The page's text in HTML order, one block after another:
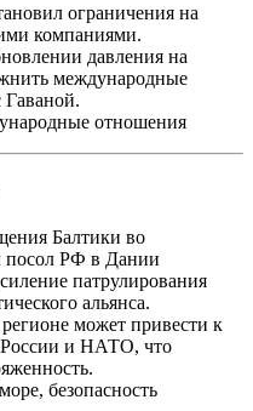
ограничения на
компаниями.
давления на
международные
отношения
Балтики во
посол РФ в Дании
патрулирования
альянса.
может привести к
России и НАТО, что
безопасность